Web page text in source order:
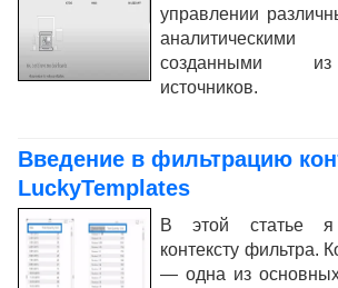
управлении
созданными
источников.
Введение в фильтрацию
LuckyTemplates
В этой статье
контексту фильтра.
— одна из